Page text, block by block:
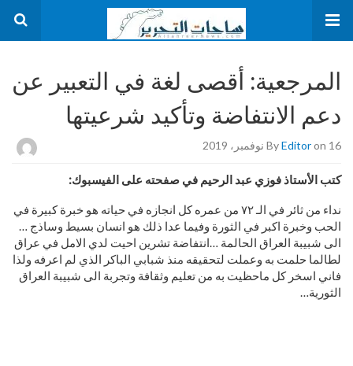
المرجعية: أقصى لغة في التعبير عن
دعم الانتفاضة وتأكيد شرعيتها
ByEditoron 16 نوفمبر، 2019
كتب الأستاذ فوزي عبد الرحيم في صفحته على الفيسبوك:
نداء من ثائر في الـ ٧٢ من عمره كل انجازه في حياته هو خبرة كبيرة في
الحب وخبرة اكبر في الثورة وفيما عدا ذلك هو انسان بسيط وساذج …
الى شبيبة العراق الحالمة …انتفاضة تشرين احيت لدي الامل في عراق
لطالما حلمت به وعملت لتحقيقه منذ شبابي الباكر الذي لم اعرفه ولذا
فاني اسخر كل ماحظيت به من تعليم وثقافة وتجربة الى شبيبة العراق
الثورية…